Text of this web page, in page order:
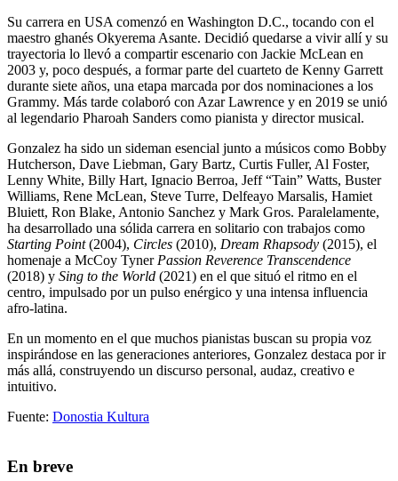
Su carrera en USA comenzó en Washington D.C., tocando con el
maestro ghanés Okyerema Asante. Decidió quedarse a vivir allí y su
trayectoria lo llevó a compartir escenario con Jackie McLean en
2003 y, poco después, a formar parte del cuarteto de Kenny Garrett
durante siete años, una etapa marcada por dos nominaciones a los
Grammy. Más tarde colaboró con Azar Lawrence y en 2019 se unió
al legendario Pharoah Sanders como pianista y director musical.
Gonzalez ha sido un sideman esencial junto a músicos como Bobby
Hutcherson, Dave Liebman, Gary Bartz, Curtis Fuller, Al Foster,
Lenny White, Billy Hart, Ignacio Berroa, Jeff “Tain” Watts, Buster
Williams, Rene McLean, Steve Turre, Delfeayo Marsalis, Hamiet
Bluiett, Ron Blake, Antonio Sanchez y Mark Gros. Paralelamente,
ha desarrollado una sólida carrera en solitario con trabajos como
Starting Point(2004), Circles (2010), Dream Rhapsody (2015), el
homenaje a McCoy Tyner Passion Reverence Transcendence
(2018) y Sing to the World (2021) en el que situó el ritmo en el
centro, impulsado por un pulso enérgico y una intensa influencia
afro-latina.
En un momento en el que muchos pianistas buscan su propia voz
inspirándose en las generaciones anteriores, Gonzalez destaca por ir
más allá, construyendo un discurso personal, audaz, creativo e
intuitivo.
Fuente: Donostia Kultura
En breve